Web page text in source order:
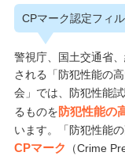
CPマーク認定フィ
警視庁、国土交通省
される「防犯性能の
会」では、防犯性能
るものを防犯性能の
います。「防犯性能
CPマーク
（Crime